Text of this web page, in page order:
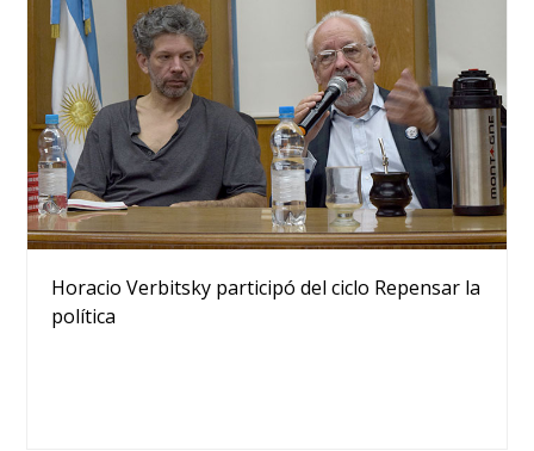
Horacio Verbitsky participó del ciclo Repensar la
política